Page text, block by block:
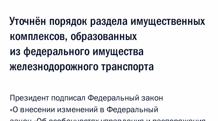
Уточнён порядок раздела имущественных
комплексов, образованных
из федерального имущества
железнодорожного транспорта
Президент подписал Федеральный закон
«О внесении изменений в Федеральный